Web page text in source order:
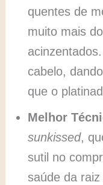
quentes de
muito mais
cabelo,
que o
Melhor
sunkissed,
sutil no
saúde da